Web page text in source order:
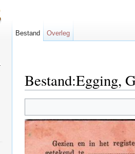
Bestand:Egging,
Bestand Overleg